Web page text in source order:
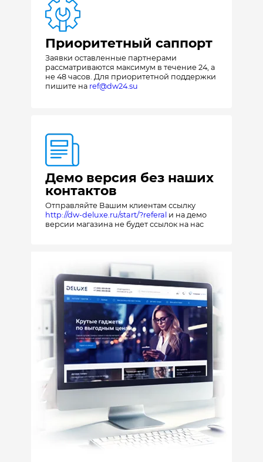
Приоритетный саппорт
Заявки оставленные партнерами
рассматриваются максимум в течение 24, а
не 48 часов. Для приоритетной поддержки
пишите на ref@dw24.su
Демо версия без наших
контактов
Отправляйте Вашим клиентам ссылку
http://dw-deluxe.ru/start/?referal и на демо
версии магазина не будет ссылок на нас